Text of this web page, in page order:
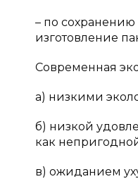
– по
изготовление
Современная
а) низкими
б) низкой
как
в) ожиданием